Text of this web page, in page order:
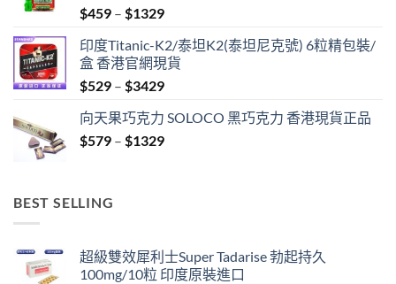
$459 – $1329Price
$459
through
$1329
印度Titanic-K2/泰坦K2(泰坦尼克號) 6粒精包裝/
盒 香港官網現貨
$529 – $3429Price
$529
through
向天果巧克力 SOLOCO 黑巧克力 香港現貨正品
$579 – $1329Price
BEST SELLING
超級雙效犀利士Super Tadarise 勃起持久
100mg/10粒 印度原裝進口